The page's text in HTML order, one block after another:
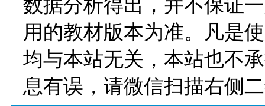
数据分析得出，并不保证
用的教材版本为准。凡是
均与本站无关，本站也不
息有误，请微信扫描右侧